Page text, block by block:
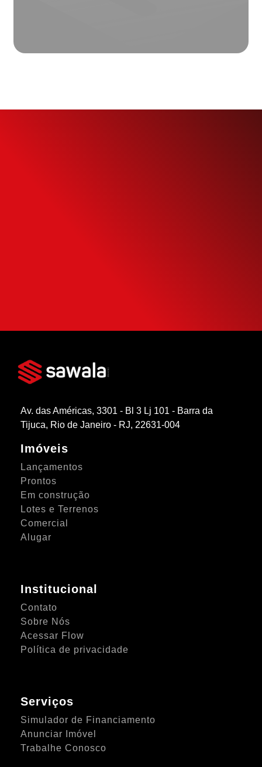
Av. das Américas, 3301 - Bl 3 Lj 101 - Barra da
Tijuca, Rio de Janeiro - RJ, 22631-004
Imóveis
Lançamentos
Prontos
Em construção
Lotes e Terrenos
Comercial
Alugar
Institucional
Contato
Sobre Nós
Acessar Flow
Política de privacidade
Serviços
Simulador de Financiamento
Anunciar Imóvel
Trabalhe Conosco